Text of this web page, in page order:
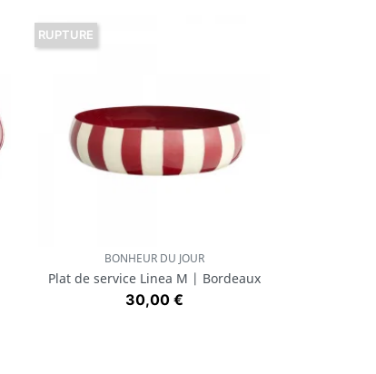
Aperçu rapide
BONHEUR DU JOUR
Plat de service Linea M | Bordeaux
Prix
30,00 €
RUPTURE